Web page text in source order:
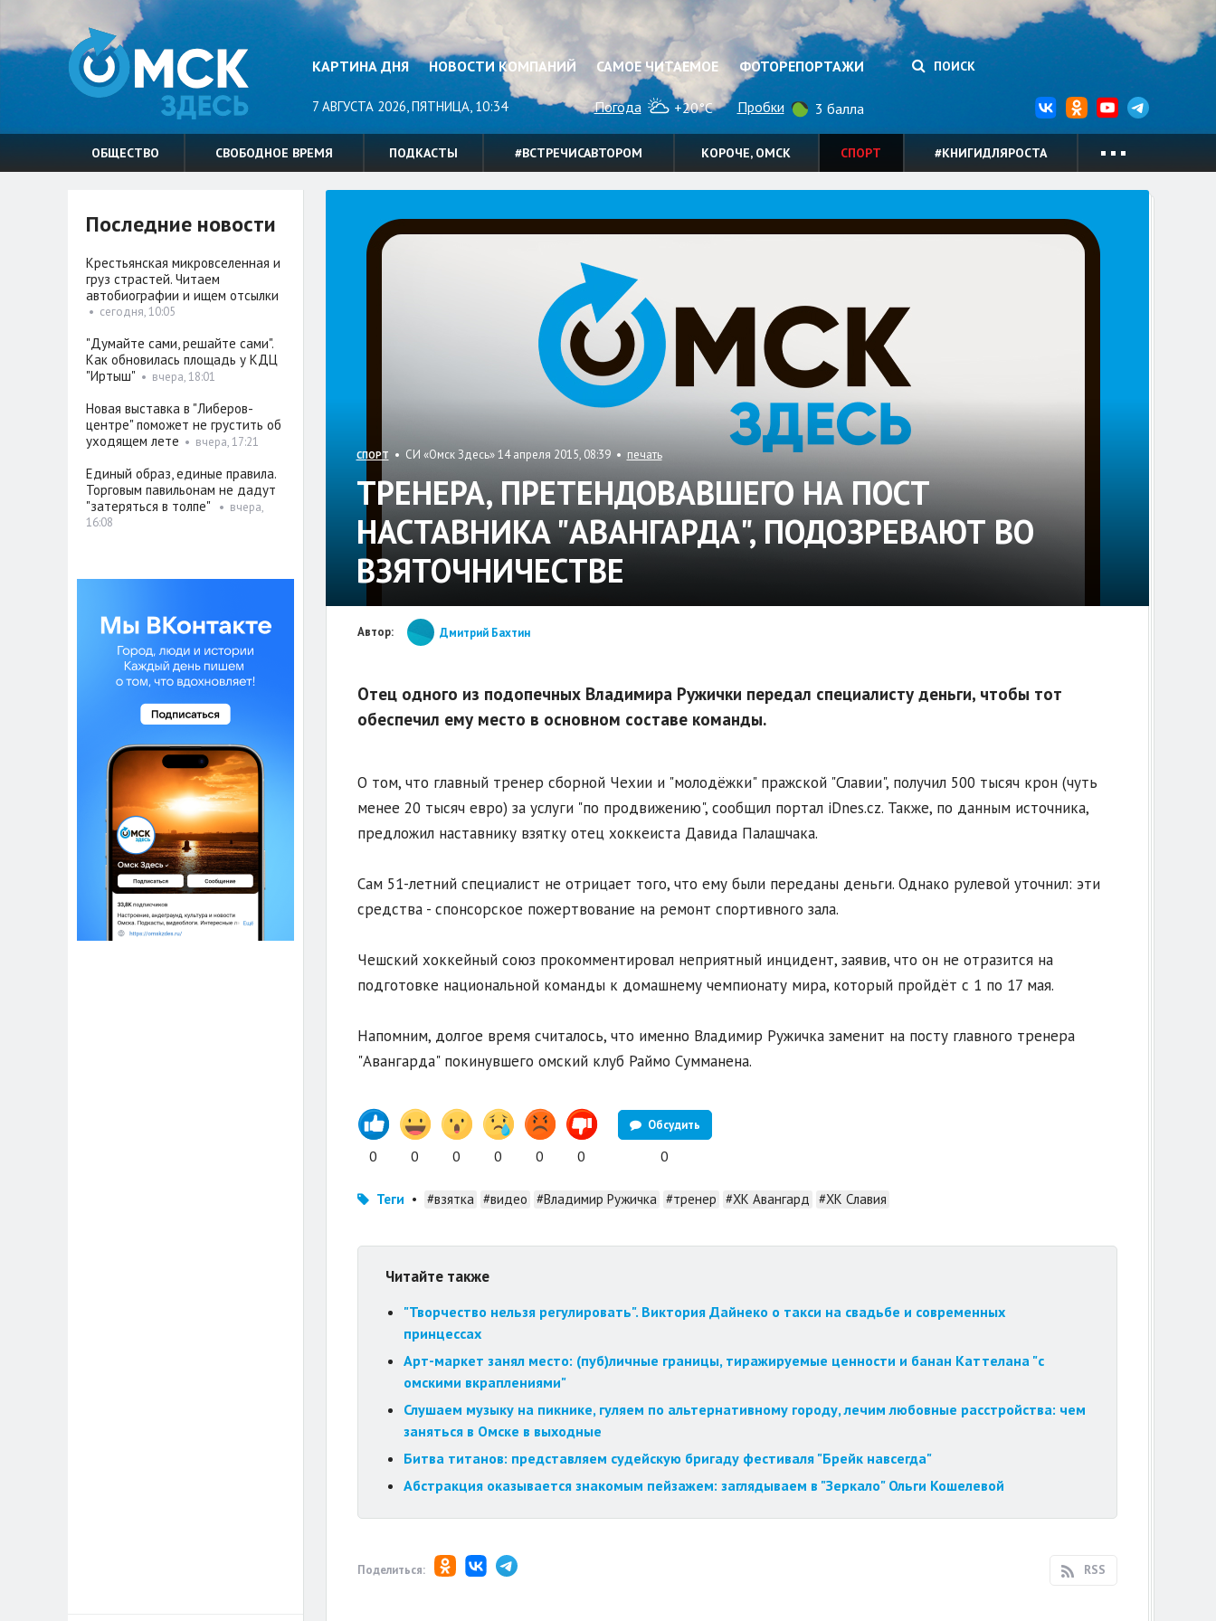
КАРТИНА ДНЯ НОВОСТИ КОМПАНИЙ САМОЕ ЧИТАЕМОЕ ФОТОРЕПОРТАЖИ ПОИСК
7 АВГУСТА 2026, ПЯТНИЦА, 10:34 Погода +20°C Пробки 3 балла
ОБЩЕСТВО СВОБОДНОЕ ВРЕМЯ ПОДКАСТЫ #ВСТРЕЧИСАВТОРОМ КОРОЧЕ, ОМСК СПОРТ #КНИГИДЛЯРОСТА
СПОРТ • СИ «Омск Здесь» 14 апреля 2015, 08:39 • печать
ТРЕНЕРА, ПРЕТЕНДОВАВШЕГО НА ПОСТ
НАСТАВНИКА "АВАНГАРДА", ПОДОЗРЕВАЮТ ВО
ВЗЯТОЧНИЧЕСТВЕ
Автор: Дмитрий Бахтин
Отец одного из подопечных Владимира Ружички передал специалисту деньги, чтобы тот
обеспечил ему место в основном составе команды.
О том, что главный тренер сборной Чехии и "молодёжки" пражской "Славии", получил 500 тысяч крон (чуть
менее 20 тысяч евро) за услуги "по продвижению", сообщил портал iDnes.cz. Также, по данным источника,
предложил наставнику взятку отец хоккеиста Давида Палашчака.
Сам 51-летний специалист не отрицает того, что ему были переданы деньги. Однако рулевой уточнил: эти
средства - спонсорское пожертвование на ремонт спортивного зала.
Чешский хоккейный союз прокомментировал неприятный инцидент, заявив, что он не отразится на
подготовке национальной команды к домашнему чемпионату мира, который пройдёт с 1 по 17 мая.
Напомним, долгое время считалось, что именно Владимир Ружичка заменит на посту главного тренера
"Авангарда" покинувшего омский клуб Раймо Сумманена.
0 0 0 0 0 0
Обсудить
0
Теги • #взятка #видео #Владимир Ружичка #тренер #ХК Авангард #ХК Славия
Читайте также
"Творчество нельзя регулировать". Виктория Дайнеко о такси на свадьбе и современных
принцессах
Арт-маркет занял место: (пуб)личные границы, тиражируемые ценности и банан Каттелана "с
омскими вкраплениями"
Слушаем музыку на пикнике, гуляем по альтернативному городу, лечим любовные расстройства: чем
заняться в Омске в выходные
Битва титанов: представляем судейскую бригаду фестиваля "Брейк навсегда"
Абстракция оказывается знакомым пейзажем: заглядываем в "Зеркало" Ольги Кошелевой
Поделиться: RSS
Последние новости
Крестьянская микровселенная и
груз страстей. Читаем
автобиографии и ищем отсылки
• сегодня, 10:05
"Думайте сами, решайте сами".
Как обновилась площадь у КДЦ
"Иртыш" • вчера, 18:01
Новая выставка в "Либеров-
центре" поможет не грустить об
уходящем лете • вчера, 17:21
Единый образ, единые правила.
Торговым павильонам не дадут
"затеряться в толпе"
• вчера,
16:08